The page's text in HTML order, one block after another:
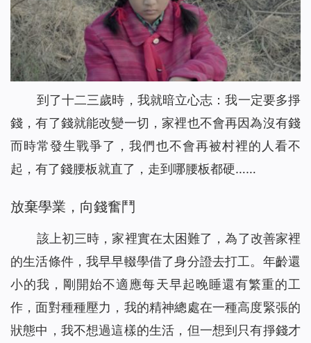
到了十二三歲時，我就暗立心志：我一定要多掙
錢，有了錢就能改變一切，家裡也不會再因為沒有錢
而時常發生戰爭了，我們也不會再被村裡的人看不
起，有了錢腰板就直了，走到哪腰板都硬……
放棄學業，向錢奮鬥
該上初三時，家裡實在太困難了，為了改善家裡
的生活條件，我早早輟學借了身分證去打工。年齡還
小的我，剛開始不適應每天早起晚睡還有繁重的工
作，面對種種壓力，我的精神總處在一種高度緊張的
狀態中，我不想過這樣的生活，但一想到只有掙錢才